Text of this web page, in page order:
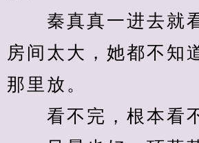
秦真真一进去就看
房间太大，她都不知
那里放。
看不完，根本看不